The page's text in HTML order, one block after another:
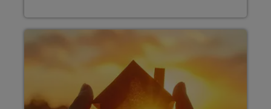
Sicherheit garantiert Der Hausbau-Schutzbrief bietet dir